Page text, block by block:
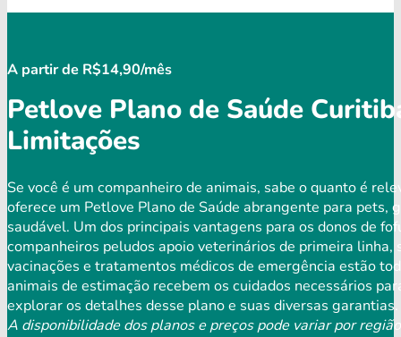
A partir de R$14,90/mês
Petlove Plano de Saúde
Limitações
Se você é um companheiro de animais, sabe o quanto é
oferece um Petlove Plano de Saúde abrangente para pets,
saudável. Um dos principais vantagens para os donos de
companheiros peludos apoio veterinários de primeira
vacinações e tratamentos médicos de emergência estão
animais de estimação recebem os cuidados necessários
explorar os detalhes desse plano e suas diversas garantias.
A disponibilidade dos planos e preços pode variar por